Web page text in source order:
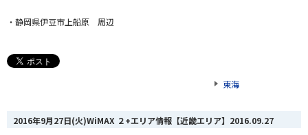
・静岡県伊豆市上船原 周辺
東海
2016年9月27日(火)WiMAX ２+エリア情報【近畿エリア】 2016.09.27